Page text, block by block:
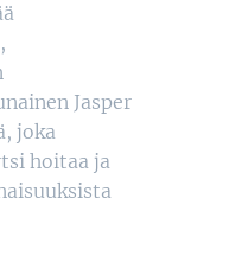
Jasper
joka
hoitaa ja